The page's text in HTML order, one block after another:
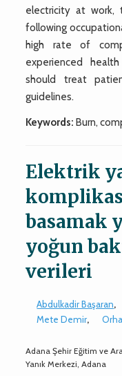
electricity at work,
following
high rate of
experienced
should treat
guidelines.
Keywords: Burn,
Elektrik
basamak
yoğun
verileri
Abdulkadir Başaran,
Mete Demir,
Adana Şehir Eğitim ve
Yanık Merkezi, Adana